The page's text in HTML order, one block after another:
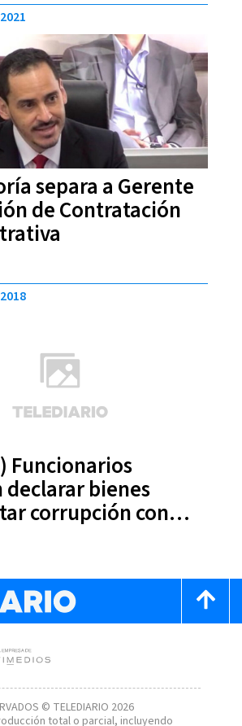
separa a Gerente
de Contratación
Funcionarios
declarar bienes
corrupción con
© TELEDIARIO 2026
total o parcial, incluyendo